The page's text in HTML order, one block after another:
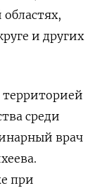
и других
территорией
среди
врач
при